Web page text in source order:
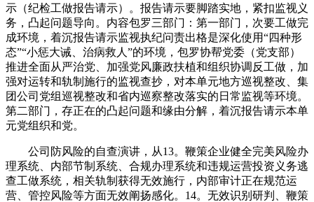
示（纪检工做报告请示）。报告请示要脚踏实地，紧扣监视义
务，凸起问题导向。内容包罗三部门：第一部门，次要工做完
成环境，着沉报告请示监视执纪问责出格是深化使用“四种形
态”“小惩大诫、治病救人”的环境，包罗协帮党委（党支部）
推进全面从严治党、加强党风廉政扶植和组织协调反工做，加
强对运转和轨制施行的监视查抄，对本单元地方巡视整改、集
团公司党组巡视整改和省内巡察整改落实的日常监视等环境。
第二部门，存正在的凸起问题和缘由分解，着沉报告请示本单
元党组织和党。
公司防风险的自查演讲，从13。鞭策企业健全完美风险办
理系统、内部节制系统、合规办理系统和违规运营投资义务逃
查工做系统，相关轨制获得无效施行，内部审计正在规范运
营、管控风险等方面无效阐扬感化。14。无效识别研判、鞭策